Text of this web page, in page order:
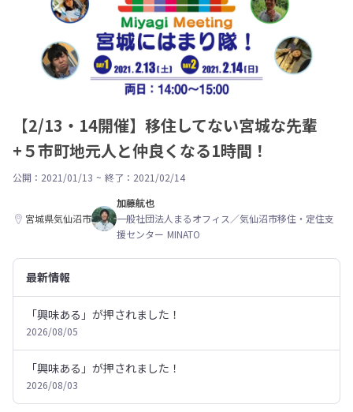
【2/13・14開催】移住してない宮城な先輩
+５市町地元人と仲良くなる1時間！
公開：2021/01/13 ~ 終了：2021/02/14
宮城県気仙沼市
加藤航也
一般社団法人まるオフィス／気仙沼市移住・定住支
援センター MINATO
最新情報
「興味ある」が押されました！
2026/08/05
「興味ある」が押されました！
2026/08/03